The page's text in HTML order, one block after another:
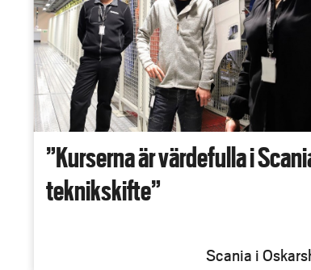
”Kurserna är värdefulla i
teknikskifte”
Scania i